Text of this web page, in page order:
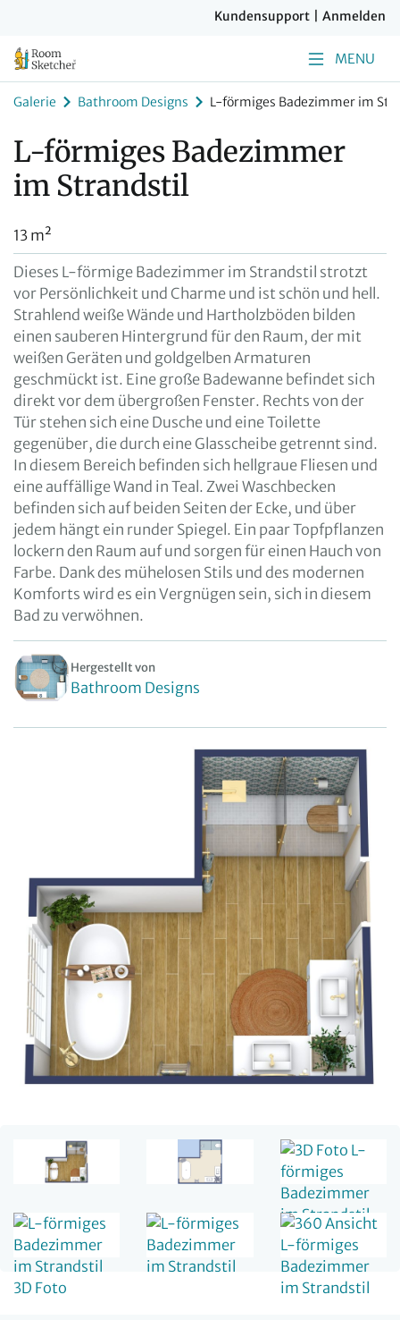
Kundensupport Anmelden
MENU
Galerie Bathroom Designs L-förmiges Badezimmer im
L-förmiges Badezimmer
im Strandstil
13 m²
Dieses L-förmige Badezimmer im Strandstil strotzt
vor Persönlichkeit und Charme und ist schön und hell.
Strahlend weiße Wände und Hartholzböden bilden
einen sauberen Hintergrund für den Raum, der mit
weißen Geräten und goldgelben Armaturen
geschmückt ist. Eine große Badewanne befindet sich
direkt vor dem übergroßen Fenster. Rechts von der
Tür stehen sich eine Dusche und eine Toilette
gegenüber, die durch eine Glasscheibe getrennt sind.
In diesem Bereich befinden sich hellgraue Fliesen und
eine auffällige Wand in Teal. Zwei Waschbecken
befinden sich auf beiden Seiten der Ecke, und über
jedem hängt ein runder Spiegel. Ein paar Topfpflanzen
lockern den Raum auf und sorgen für einen Hauch von
Farbe. Dank des mühelosen Stils und des modernen
Komforts wird es ein Vergnügen sein, sich in diesem
Bad zu verwöhnen.
Hergestellt von
Bathroom Designs